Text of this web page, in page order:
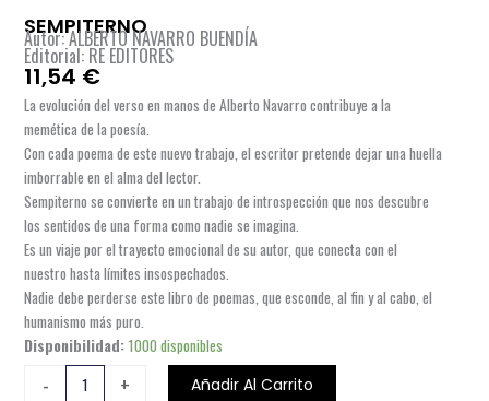
SEMPITERNO
Autor: ALBERTO NAVARRO BUENDÍA
Editorial: RE EDITORES
11,54 €
La evolución del verso en manos de Alberto Navarro contribuye a la
memética de la poesía.
Con cada poema de este nuevo trabajo, el escritor pretende dejar una huella
imborrable en el alma del lector.
Sempiterno se convierte en un trabajo de introspección que nos descubre
los sentidos de una forma como nadie se imagina.
Es un viaje por el trayecto emocional de su autor, que conecta con el
nuestro hasta límites insospechados.
Nadie debe perderse este libro de poemas, que esconde, al fin y al cabo, el
humanismo más puro.
Disponibilidad:1000 disponibles
-
SEMPITERNO
cantidad
+ Añadir Al Carrito